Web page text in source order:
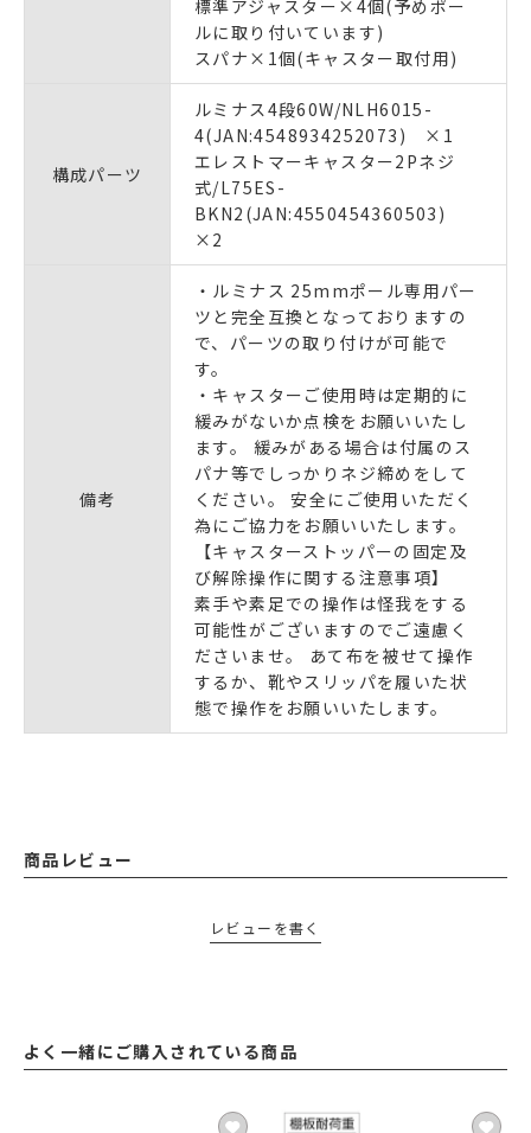
標準アジャスター×4個(予めポー
ルに取り付いています)
スパナ×1個(キャスター取付用)
構成パーツ
ルミナス4段60W/NLH6015-
4(JAN:4548934252073) ×1
エレストマーキャスター2Pネジ
式/L75ES-
BKN2(JAN:4550454360503)
×2
備考
・ルミナス 25mmポール専用パー
ツと完全互換となっておりますの
で、パーツの取り付けが可能で
す。
・キャスターご使用時は定期的に
緩みがないか点検をお願いいたし
ます。 緩みがある場合は付属のス
パナ等でしっかりネジ締めをして
ください。 安全にご使用いただく
為にご協力をお願いいたします。
【キャスターストッパーの固定及
び解除操作に関する注意事項】
素手や素足での操作は怪我をする
可能性がございますのでご遠慮く
ださいませ。 あて布を被せて操作
するか、靴やスリッパを履いた状
態で操作をお願いいたします。
商品レビュー
レビューを書く
よく一緒にご購入されている商品